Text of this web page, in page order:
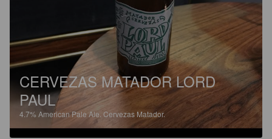
CERVEZAS MATADOR LORD
PAUL
4.7% American Pale Ale. Cervezas Matador.